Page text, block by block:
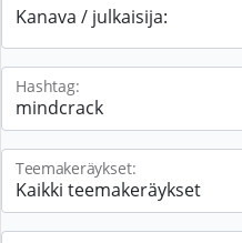
Kanava / julkaisija:
Hashtag:
Teemakeräykset: